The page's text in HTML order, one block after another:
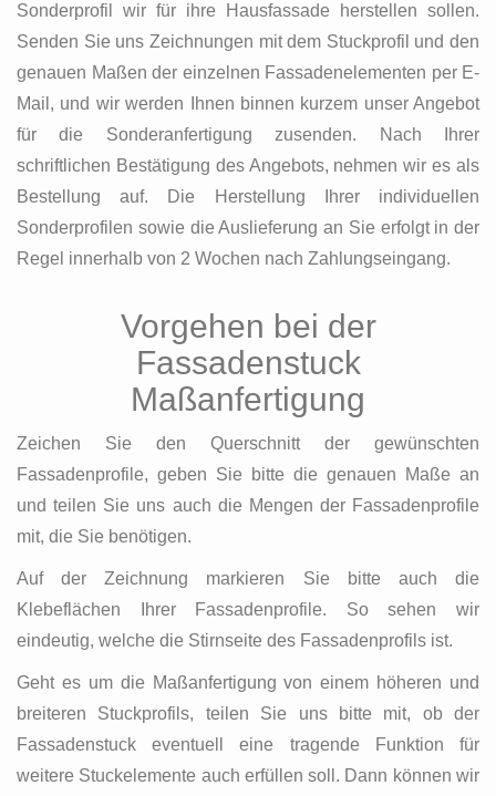
Sonderprofil wir für ihre Hausfassade herstellen sollen.
Senden Sie uns Zeichnungen mit dem Stuckprofil und den
genauen Maßen der einzelnen Fassadenelementen per E-
Mail, und wir werden Ihnen binnen kurzem unser Angebot
für die Sonderanfertigung zusenden. Nach Ihrer
schriftlichen Bestätigung des Angebots, nehmen wir es als
Bestellung auf. Die Herstellung Ihrer individuellen
Sonderprofilen sowie die Auslieferung an Sie erfolgt in der
Regel innerhalb von 2 Wochen nach Zahlungseingang.
Vorgehen bei der
Fassadenstuck
Maßanfertigung
Zeichen Sie den Querschnitt der gewünschten
Fassadenprofile, geben Sie bitte die genauen Maße an
und teilen Sie uns auch die Mengen der Fassadenprofile
mit, die Sie benötigen.
Auf der Zeichnung markieren Sie bitte auch die
Klebeflächen Ihrer Fassadenprofile. So sehen wir
eindeutig, welche die Stirnseite des Fassadenprofils ist.
Geht es um die Maßanfertigung von einem höheren und
breiteren Stuckprofils, teilen Sie uns bitte mit, ob der
Fassadenstuck eventuell eine tragende Funktion für
weitere Stuckelemente auch erfüllen soll. Dann können wir